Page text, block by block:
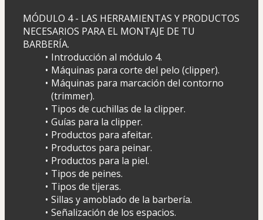
MÓDULO 4 - LAS HERRAMIENTAS Y PRODUCTOS
NECESARIOS PARA EL MONTAJE DE TU
BARBERÍA.
Introducción al módulo 4.
Máquinas para corte del pelo (clipper).
Máquinas para marcación del contorno
(trimmer).
Tipos de cuchillas de la clipper.
Guías para la clipper.
Productos para afeitar.
Productos para peinar.
Productos para la piel.
Tipos de peines.
Tipos de tijeras.
Sillas y amoblado de la barbería.
Señalización de los espacios.